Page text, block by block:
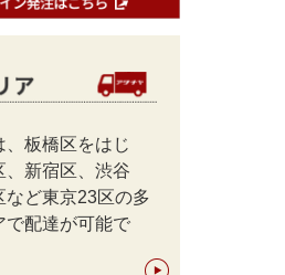
、板橋区をはじ
、新宿区、渋谷
など東京23区の多
で配達が可能で